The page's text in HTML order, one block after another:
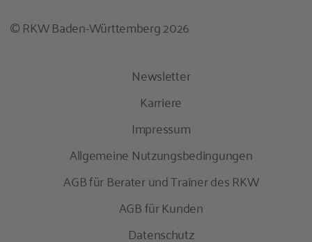
© RKW Baden-Württemberg 2026
Newsletter
Karriere
Impressum
Allgemeine Nutzungsbedingungen
AGB für Berater und Trainer des RKW
AGB für Kunden
Datenschutz